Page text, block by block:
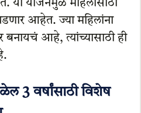
या योजनेमुळे महिलांसाठी
आहेत. ज्या महिलांना
बनायचं आहे, त्यांच्यासाठी ही
3 वर्षांसाठी विशेष